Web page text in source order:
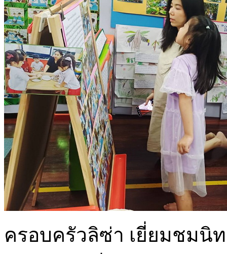
ครอบครัวลิซ่า เยี่ยมชมนิท